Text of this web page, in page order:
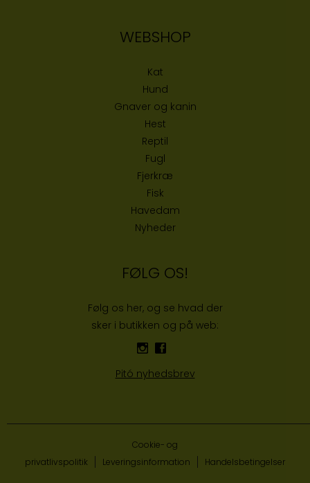
WEBSHOP
Kat
Hund
Gnaver og kanin
Hest
Reptil
Fugl
Fjerkræ
Fisk
Havedam
Nyheder
FØLG OS!
Følg os her, og se hvad der
sker i butikken og på web:
Pitó nyhedsbrev
Cookie- og
privatlivspolitik
Leveringsinformation Handelsbetingelser